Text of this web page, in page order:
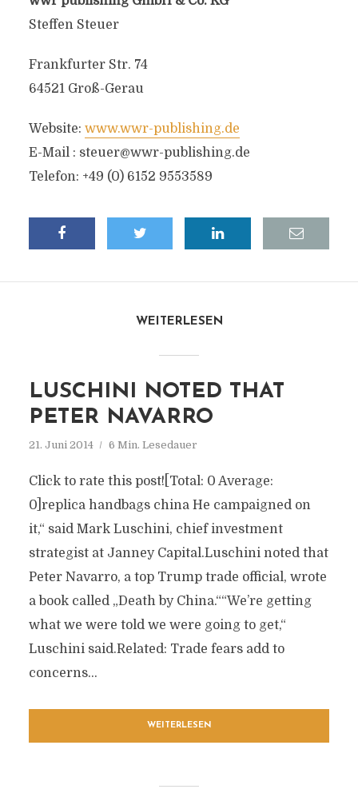
Steffen Steuer
Frankfurter Str. 74
64521 Groß-Gerau
Website: www.wwr-publishing.de
E-Mail : steuer@wwr-publishing.de
Telefon: +49 (0) 6152 9553589
WEITERLESEN
LUSCHINI NOTED THAT
PETER NAVARRO
21. Juni 2014 6 Min. Lesedauer
Click to rate this post![Total: 0 Average:
0]replica handbags china He campaigned on
it,“ said Mark Luschini, chief investment
strategist at Janney Capital.Luschini noted that
Peter Navarro, a top Trump trade official, wrote
a book called „Death by China.““We’re getting
what we were told we were going to get,“
Luschini said.Related: Trade fears add to
concerns...
WEITERLESEN